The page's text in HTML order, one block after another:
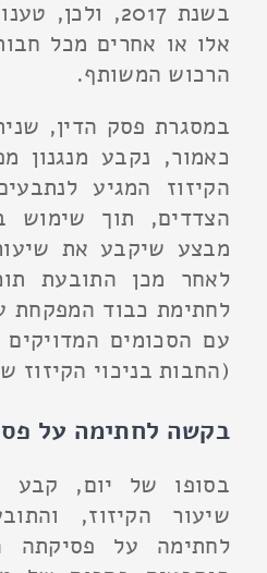
בשנת 2017,
אלו או אחרים מכל
הרכוש המשותף.
במסגרת פסק הדין,
כאמור, נקבע מנגנון
הקיזוז המגיע
הצדדים, תוך שימוש
מבצע שיקבע את
לאחר מכן התובעת
לחתימת כבוד המפקחת
עם הסכומים
(החבות בניכוי הקיזוז
בקשה לחתימה על
בסופו של יום, קבע
שיעור הקיזוז,
לחתימה על פסיקתה